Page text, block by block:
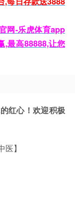
网-乐虎体育app
,最高88888,让您
红心！欢迎积极